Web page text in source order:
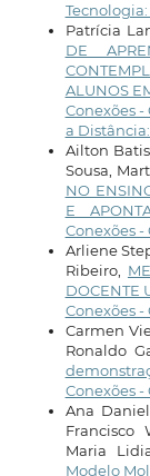
Tecnologia:
Patrícia
DE
ALUNOS
Conexões -
a
Ailton
Sousa,
NO
E
Conexões -
Arliene
Ribeiro,
DOCENTE
Conexões -
Carmen
Ronaldo
Conexões -
Ana
Francisco
Maria
Modelo